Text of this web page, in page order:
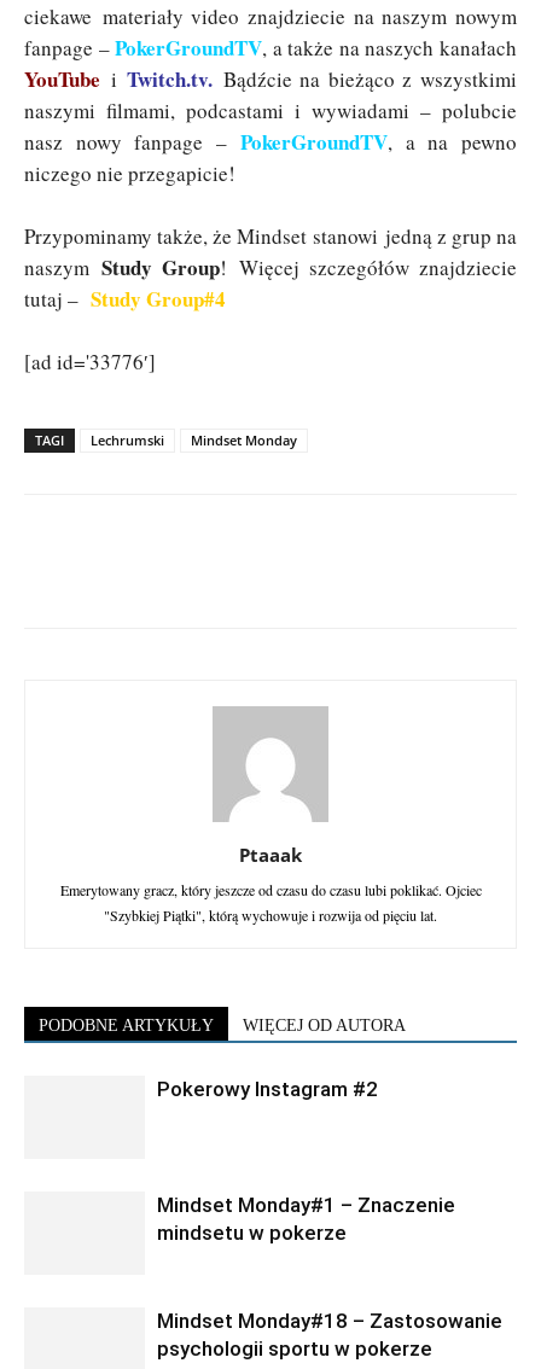
ciekawe materiały video znajdziecie na naszym nowym
fanpage –PokerGroundTV, a także na naszych kanałach
YouTube iTwitch.tv. Bądźcie na bieżąco z wszystkimi
naszymi filmami, podcastami i wywiadami – polubcie
nasz nowy fanpage – PokerGroundTV, a na pewno
niczego nie przegapicie!
Przypominamy także, że Mindset stanowi jedną z grup na
naszym Study Group! Więcej szczegółów znajdziecie
tutaj – Study Group#4
[ad id='33776′]
TAGI Lechrumski Mindset Monday
Ptaaak
Emerytowany gracz, który jeszcze od czasu do czasu lubi poklikać. Ojciec
"Szybkiej Piątki", którą wychowuje i rozwija od pięciu lat.
PODOBNE ARTYKUŁY WIĘCEJ OD AUTORA
Pokerowy Instagram #2
Mindset Monday#1 – Znaczenie
mindsetu w pokerze
Mindset Monday#18 – Zastosowanie
psychologii sportu w pokerze